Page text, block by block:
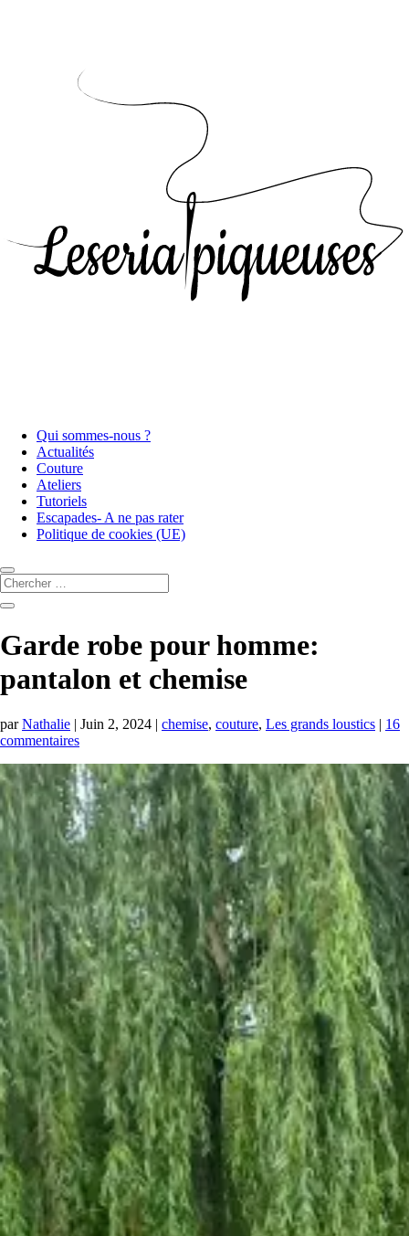
Qui sommes-nous ?
Actualités
Couture
Ateliers
Tutoriels
Escapades- A ne pas rater
Politique de cookies (UE)
Garde robe pour homme:
pantalon et chemise
parNathalie | Juin 2, 2024 | chemise, couture, Les grands loustics | 16
commentaires